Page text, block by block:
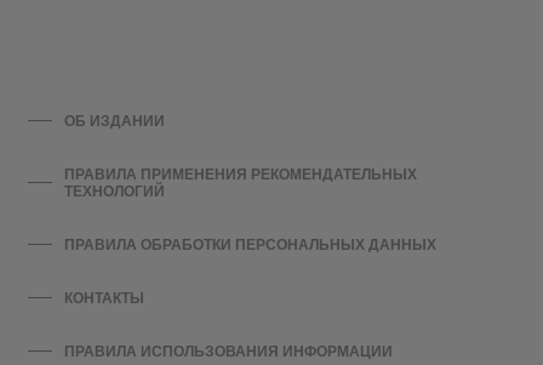
ОБ ИЗДАНИИ
ПРАВИЛА ПРИМЕНЕНИЯ РЕКОМЕНДАТЕЛЬНЫХ
ТЕХНОЛОГИЙ
ПРАВИЛА ОБРАБОТКИ ПЕРСОНАЛЬНЫХ ДАННЫХ
КОНТАКТЫ
ПРАВИЛА ИСПОЛЬЗОВАНИЯ ИНФОРМАЦИИ